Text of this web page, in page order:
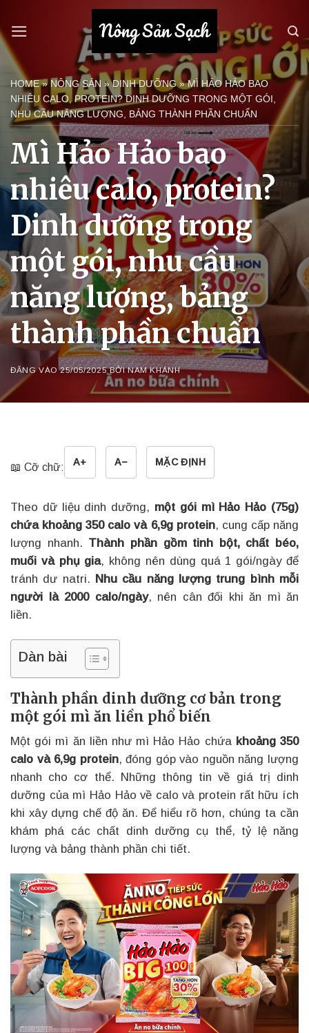
qua
nội
dung
HOME»NÔNG SẢN »DINH DƯỠNG»MÌ HẢO HẢO BAO
NHIÊU CALO, PROTEIN? DINH DƯỠNG TRONG MỘT GÓI,
NHU CẦU NĂNG LƯỢNG, BẢNG THÀNH PHẦN CHUẨN
Mì Hảo Hảo bao
nhiêu calo, protein?
Dinh dưỡng trong
một gói, nhu cầu
năng lượng, bảng
thành phần chuẩn
ĐĂNG VÀO25/05/2025 BỞINAM KHÁNH
📖 Cỡ chữ: A+ A− MẶC ĐỊNH
Theo dữ liệu dinh dưỡng, một gói mì Hảo Hảo (75g)
chứa khoảng 350 calo và 6,9g protein, cung cấp năng
lượng nhanh. Thành phần gồm tinh bột, chất béo,
muối và phụ gia, không nên dùng quá 1 gói/ngày để
tránh dư natri. Nhu cầu năng lượng trung bình mỗi
người là 2000 calo/ngày, nên cân đối khi ăn mì ăn
liền.
Dàn bài
Thành phần dinh dưỡng cơ bản trong
một gói mì ăn liền phổ biến
Một gói mì ăn liền như mì Hảo Hảo chứa khoảng 350
calo và 6,9g protein, đóng góp vào nguồn năng lượng
nhanh cho cơ thể. Những thông tin về giá trị dinh
dưỡng của mì Hảo Hảo về calo và protein rất hữu ích
khi xây dựng chế độ ăn. Để hiểu rõ hơn, chúng ta cần
khám phá các chất dinh dưỡng cụ thể, tỷ lệ năng
lượng và bảng thành phần chi tiết.